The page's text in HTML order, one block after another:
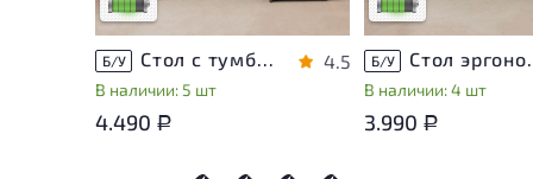
Б/У
В наличии: 5 шт
4.5
4.490 Р
Б/У
В наличии: 4 шт
3.990 Р